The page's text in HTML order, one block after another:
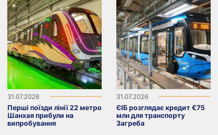
31.07.2026
Перші поїзди лінії 22 метро
Шанхая прибули на
випробування
31.07.2026
ЄІБ розглядає кредит €75
млн для транспорту
Загреба